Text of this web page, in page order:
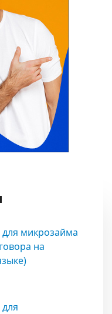
микрозайма
на